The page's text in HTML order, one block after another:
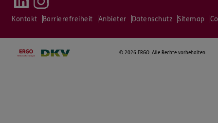
Kontakt Barrierefreiheit Anbieter Datenschutz Sitemap
© 2026 ERGO. Alle Rechte vorbehalten.